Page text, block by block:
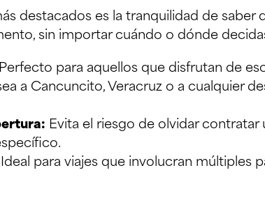
destacados es la tranquilidad de saber
sin importar cuándo o dónde
Perfecto para aquellos que disfrutan de
a Cancuncito, Veracruz o a cualquier
Evita el riesgo de olvidar contratar
Ideal para viajes que involucran múltiples